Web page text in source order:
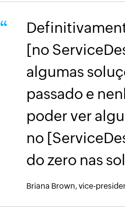
[no
algumas
passado e
poder ver
no
do zero nas
Briana Brown, vice-